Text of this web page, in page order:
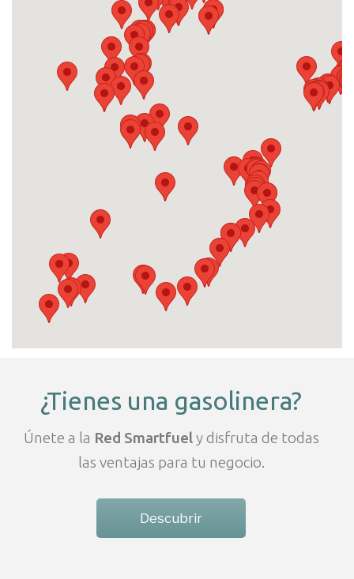
¿Tienes una gasolinera?
Únete a la Red Smartfuely disfruta de todas
las ventajas para tu negocio.
Descubrir